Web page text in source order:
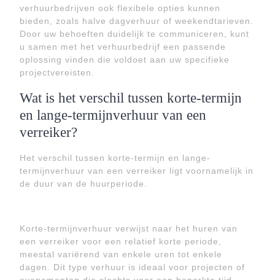
verhuurbedrijven ook flexibele opties kunnen
bieden, zoals halve dagverhuur of weekendtarieven.
Door uw behoeften duidelijk te communiceren, kunt
u samen met het verhuurbedrijf een passende
oplossing vinden die voldoet aan uw specifieke
projectvereisten.
Wat is het verschil tussen korte-termijn
en lange-termijnverhuur van een
verreiker?
Het verschil tussen korte-termijn en lange-
termijnverhuur van een verreiker ligt voornamelijk in
de duur van de huurperiode.
Korte-termijnverhuur verwijst naar het huren van
een verreiker voor een relatief korte periode,
meestal variërend van enkele uren tot enkele
dagen. Dit type verhuur is ideaal voor projecten of